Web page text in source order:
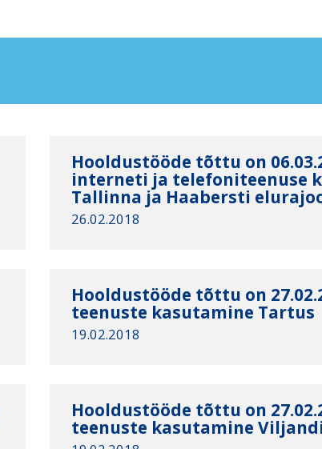
Hooldustööde tõttu on
interneti ja telefoniteenuse
Tallinna ja Haabersti
26.02.2018
Hooldustööde tõttu on
teenuste kasutamine Tartus
19.02.2018
Hooldustööde tõttu on
teenuste kasutamine